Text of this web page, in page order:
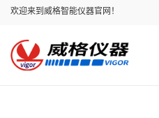
欢迎来到威格智能仪器官网！